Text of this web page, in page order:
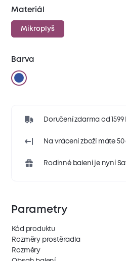
Materiál
Mikroplyš
Barva
Doručení zdarma od 1599
Na vrácení zboží máte 50
Rodinné balení je nyní
Parametry
Kód produktu
Rozměry prostěradla
Rozměry